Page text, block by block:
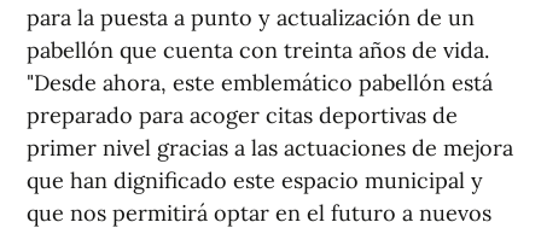
para la puesta a punto y actualización de un
pabellón que cuenta con treinta años de vida.
"Desde ahora, este emblemático pabellón está
preparado para acoger citas deportivas de
primer nivel gracias a las actuaciones de mejora
que han dignificado este espacio municipal y
que nos permitirá optar en el futuro a nuevos